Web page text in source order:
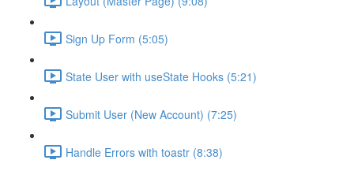
Sign Up Form (5:05)
State User with useState Hooks (5:21)
Submit User (New Account) (7:25)
Handle Errors with toastr (8:38)